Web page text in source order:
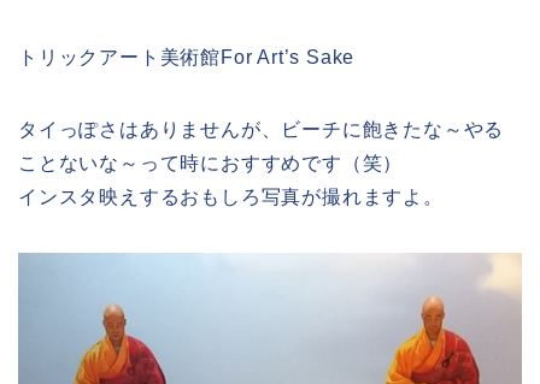
トリックアート美術館For Art’s Sake
タイっぽさはありませんが、ビーチに飽きたな～やる
ことないな～って時におすすめです（笑）
インスタ映えするおもしろ写真が撮れますよ。